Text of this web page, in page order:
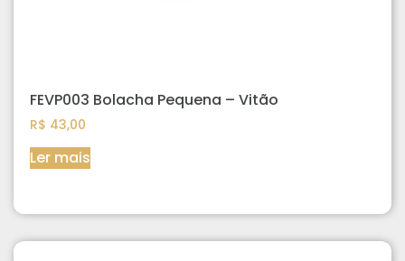
FEVP003 Bolacha Pequena – Vitão
R$ 43,00
Ler mais